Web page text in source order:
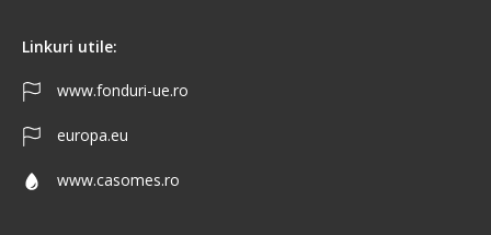
Linkuri utile:
www.fonduri-ue.ro
europa.eu
www.casomes.ro